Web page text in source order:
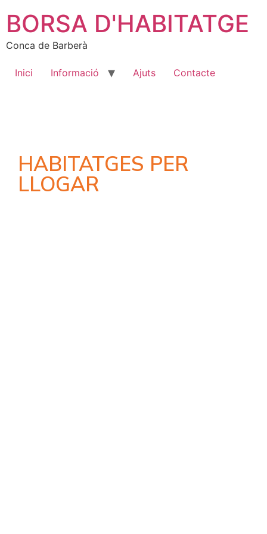
BORSA D'HABITATGE
Conca de Barberà
Inici Informació Ajuts Contacte
HABITATGES PER
LLOGAR